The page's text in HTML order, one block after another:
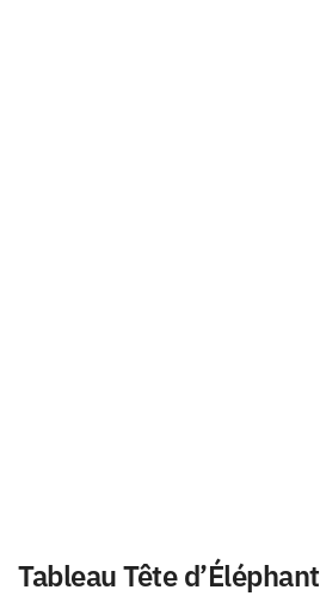
Tableau Tête d’Éléphant